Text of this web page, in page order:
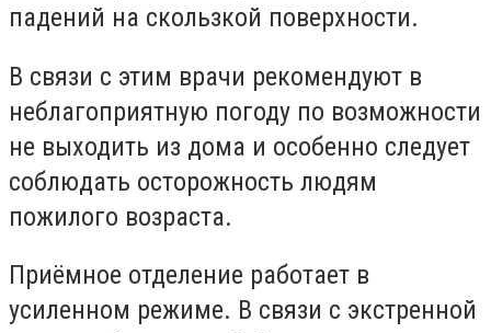
падений на скользкой поверхности.
В связи с этим врачи рекомендуют в
неблагоприятную погоду по возможности
не выходить из дома и особенно следует
соблюдать осторожность людям
пожилого возраста.
Приёмное отделение работает в
усиленном режиме. В связи с экстренной